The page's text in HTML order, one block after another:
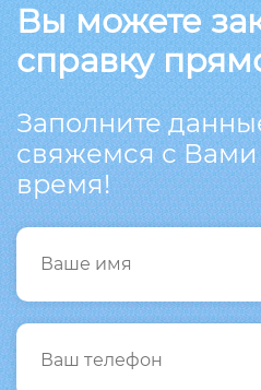
Вы можете
справку
Заполните
свяжемся с
время!